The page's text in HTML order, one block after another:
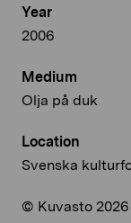
Year
2006
Medium
Olja på duk
Location
Svenska
© Kuvasto 2026